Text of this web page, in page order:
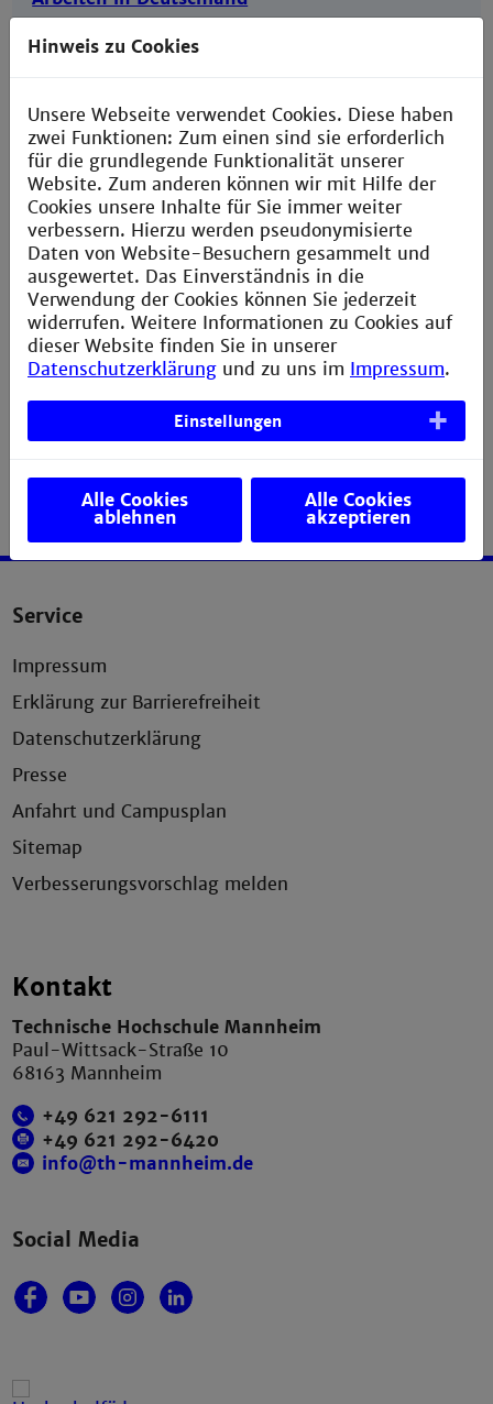
Die Blaue Karte EU
deutschem Abschluss in Deutschland eine
Beschäftigung finden?
Credit: Ann Müller
Service
Impressum
Erklärung zur Barrierefreiheit
Datenschutzerklärung
Presse
Anfahrt und Campusplan
Sitemap
Verbesserungsvorschlag melden
Kontakt
Technische Hochschule Mannheim
Paul-Wittsack-Straße 10
68163 Mannheim
+49 621 292-6111
+49 621 292-6420
info@th-mannheim.de
Social Media
Hinweis zu Cookies
Unsere Webseite verwendet Cookies. Diese haben
zwei Funktionen: Zum einen sind sie erforderlich
für die grundlegende Funktionalität unserer
Website. Zum anderen können wir mit Hilfe der
Cookies unsere Inhalte für Sie immer weiter
verbessern. Hierzu werden pseudonymisierte
Daten von Website-Besuchern gesammelt und
ausgewertet. Das Einverständnis in die
Verwendung der Cookies können Sie jederzeit
widerrufen. Weitere Informationen zu Cookies auf
dieser Website finden Sie in unserer
Datenschutzerklärung und zu uns im Impressum.
Einstellungen
Alle Cookies
ablehnen
Alle Cookies
akzeptieren